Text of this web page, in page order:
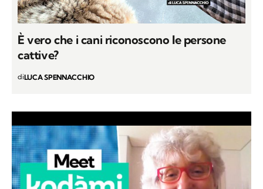
È vero che i cani riconoscono le persone
cattive?
diLUCA SPENNACCHIO